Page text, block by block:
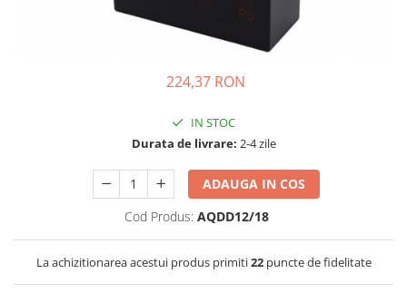
Incarcatoare acumulatori
Panouri fotovoltaice si accesorii
Sisteme prindere panouri
Invertoare Hibrid
Invertoare On-grid
Invertoare Off-grid
Controlere solare
224,37 RON
IN STOC
Durata de livrare: 2-4 zile
ADAUGA IN COS
Cod Produs: AQDD12/18
La achizitionarea acestui produs primiti22puncte de fidelitate